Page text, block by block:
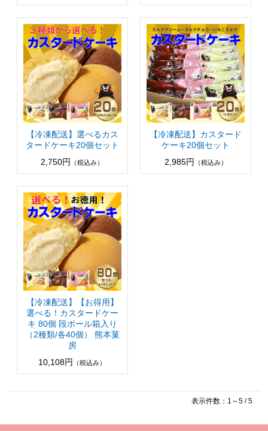
【冷凍配送】選べるカス
タードケーキ20個セット
2,750円
（税込み）
【冷凍配送】カスタード
ケーキ20個セット
2,985円 （税込み）
【冷凍配送】【お得用】
選べる！カスタードケー
キ 80個 段ボール箱入り
（2種類/各40個） 熊本菓
房
10,108円
（税込み）
表示件数：1～5 / 5